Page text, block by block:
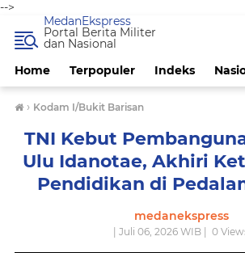
-->
Home Terpopuler Indeks
MedanEkspress
Portal Berita Militer
dan Nasional
› Kodam I/Bukit Barisan
TNI Kebut
Ulu Idanotae, Akhiri
Pendidikan di
medanekspress
| Juli 06, 2026 WIB | 0